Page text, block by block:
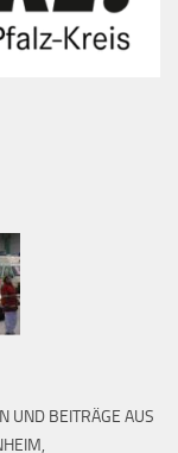
UND BEITRÄGE AUS